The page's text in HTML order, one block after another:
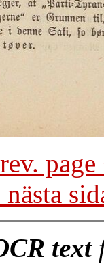
nästa
text